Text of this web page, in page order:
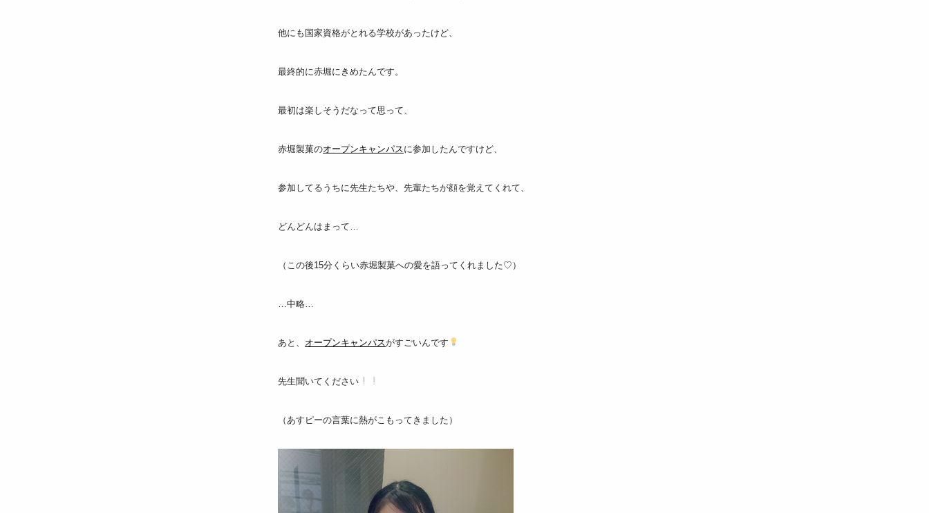
他にも国家資格がとれる学校があったけど、
最終的に赤堀にきめたんです。
最初は楽しそうだなって思って、
赤堀製菓のオープンキャンパス に参加したんですけど、
参加してるうちに先生たちや、先輩たちが顔を覚えてくれて、
どんどんはまって…
（この後15分くらい赤堀製菓への愛を語ってくれました♡）
…中略…
あと、 オープンキャンパスがすごいんです
先生聞いてください
（あすピーの言葉に熱がこもってきました）